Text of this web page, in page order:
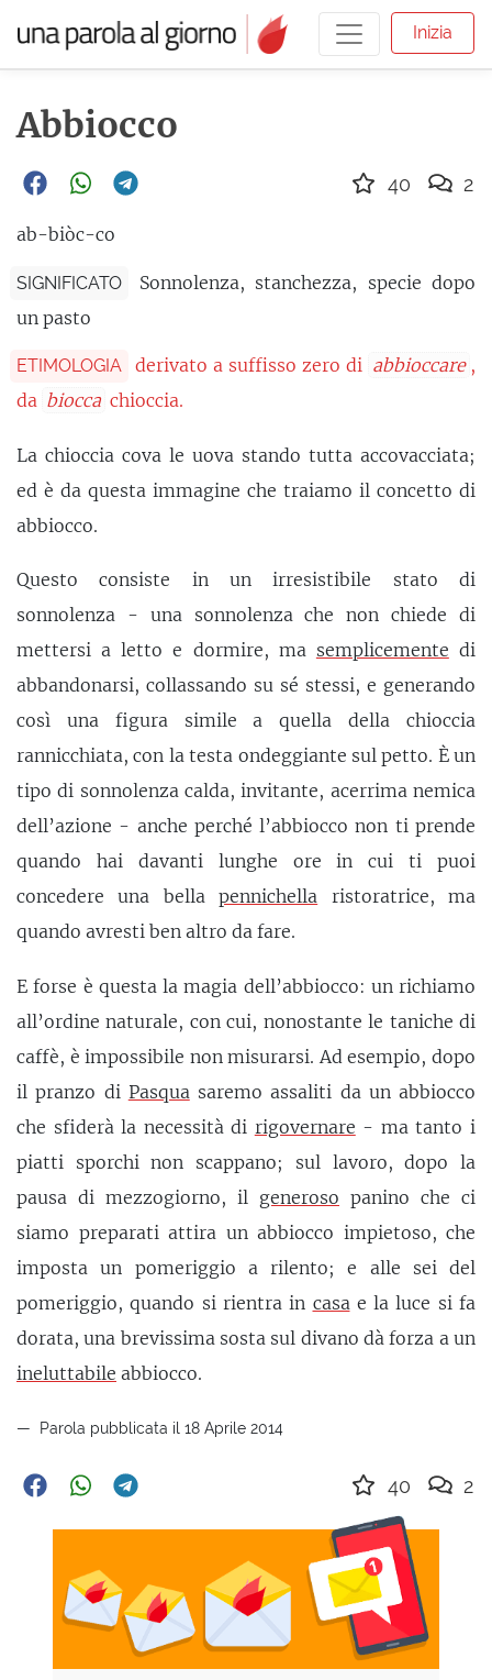
Inizia
Abbiocco
ab-biòc-co
SIGNIFICATO
Sonnolenza, stanchezza, specie dopo
un pasto
ETIMOLOGIA derivato a suffisso zero di abbioccare ,
da biocca chioccia.
La chioccia cova le uova stando tutta accovacciata;
ed è da questa immagine che traiamo il concetto di
abbiocco.
Questo consiste in un irresistibile stato di
sonnolenza - una sonnolenza che non chiede di
mettersi a letto e dormire, ma semplicemente di
abbandonarsi, collassando su sé stessi, e generando
così una figura simile a quella della chioccia
rannicchiata, con la testa ondeggiante sul petto. È un
tipo di sonnolenza calda, invitante, acerrima nemica
dell’azione - anche perché l’abbiocco non ti prende
quando hai davanti lunghe ore in cui ti puoi
concedere una bellapennichella ristoratrice, ma
quando avresti ben altro da fare.
E forse è questa la magia dell’abbiocco: un richiamo
all’ordine naturale, con cui, nonostante le taniche di
caffè, è impossibile non misurarsi. Ad esempio, dopo
il pranzo di Pasqua saremo assaliti da un abbiocco
che sfiderà la necessità di rigovernare - ma tanto i
piatti sporchi non scappano; sul lavoro, dopo la
pausa di mezzogiorno, il generoso panino che ci
siamo preparati attira un abbiocco impietoso, che
imposta un pomeriggio a rilento; e alle sei del
pomeriggio, quando si rientra in casa e la luce si fa
dorata, una brevissima sosta sul divano dà forza a un
ineluttabile abbiocco.
Parola pubblicata il 18 Aprile 2014
40 2
40 2